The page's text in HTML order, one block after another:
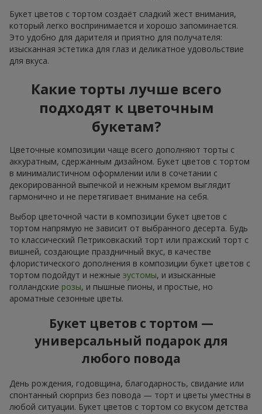
Букет цветов с тортом создаёт сладкий жест внимания,
который легко воспринимается и хорошо запоминается.
Это удобно для дарителя и приятно для получателя:
изысканная эстетика для глаз и деликатное удовольствие
для вкуса.
Какие торты лучше всего
подходят к цветочным
букетам?
Цветочные композиции чаще всего дополняют торты с
аккуратным, сдержанным дизайном. Букет цветов с тортом
в минималистичном оформлении или в сочетании с
декорированной выпечкой и нежным кремом выглядит
гармонично и не перетягивает внимание на себя.
Выбор цветочной части в композиции букет цветов с
тортом напрямую не зависит от выбранного десерта. Будь
то классический Петриковкаский торт или пражский торт с
вишней, создающие праздничный вкус, в качестве
флористического дополнения в композиции букет цветов с
тортом подойдут и нежные эустомы, и изысканные
голландские розы, и пышные пионы, и простые, но
ароматные сезонные цветы.
Букет цветов с тортом —
универсальный подарок для
любого повода
День рождения, годовщина, благодарность, свидание или
спонтанный сюрприз без повода — торт и цветы уместны в
любой ситуации. Букет цветов с тортом со вкусом детства